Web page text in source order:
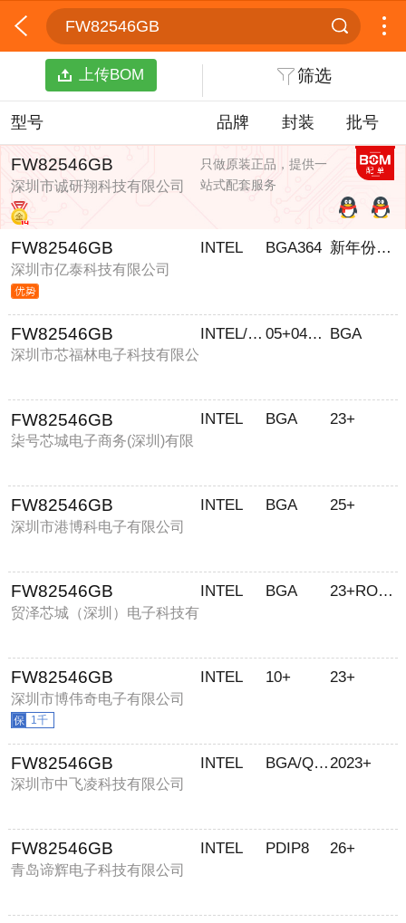
FW82546GB
上传BOM 筛选
型号 品牌 封装 批号
FW82546GB
深圳市诚研翔科技有限公司
只做原装正品，提供一
站式配套服务
FW82546GB
深圳市亿泰科技有限公司
INTEL BGA364 新年份现货
FW82546GB
深圳市芯福林电子科技有限公
INTEL/英特尔 05+0405+06+ BGA
FW82546GB
柒号芯城电子商务(深圳)有限
INTEL BGA 23+
FW82546GB
深圳市港博科电子有限公司
INTEL BGA 25+
FW82546GB
贸泽芯城（深圳）电子科技有
INTEL BGA 23+ROHS
FW82546GB
深圳市博伟奇电子有限公司
1千
INTEL 10+ 23+
FW82546GB
深圳市中飞凌科技有限公司
INTEL BGA/QFP 2023+
FW82546GB
青岛谛辉电子科技有限公司
INTEL PDIP8 26+